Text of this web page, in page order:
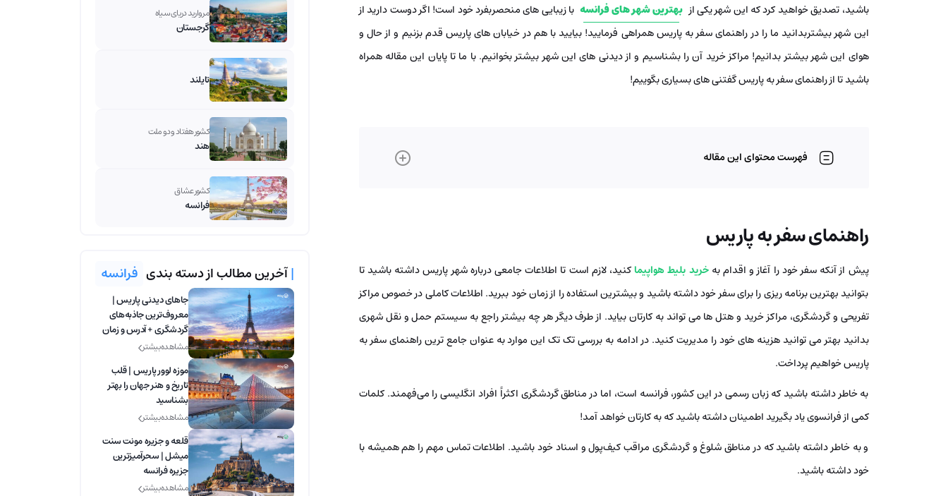
باشید، تصدیق خواهید کرد که این شهر یکی از بهترین شهر های فرانسه با زیبایی های منحصربفرد خود است! اگر دوست دارید از
این شهر بیشتربدانید ما را در راهنمای سفر به پاریس همراهی فرمایید! بیایید با هم در خیابان های پاریس قدم بزنیم و از حال و
هوای این شهر بیشتر بدانیم! مراکز خرید آن را بشناسیم و از دیدنی های این شهر بیشتر بخوانیم. با ما تا پایان این مقاله همراه
باشید تا از راهنمای سفر به پاریس گفتنی های بسیاری بگوییم!
فهرست محتوای این مقاله
راهنمای سفر به پاریس
پیش از آنکه سفر خود را آغاز و اقدام بهخرید بلیط هواپیماکنید، لازم است تا اطلاعات جامعی درباره شهر پاریس داشته باشید تا
بتوانید بهترین برنامه ریزی را برای سفر خود داشته باشید و بیشترین استفاده را از زمان خود ببرید. اطلاعات کاملی در خصوص مراکز
تفریحی و گردشگری، مراکز خرید و هتل ها می تواند به کارتان بیاید. از طرف دیگر هر چه بیشتر راجع به سیستم حمل و نقل شهری
بدانید بهتر می توانید هزینه های خود را مدیریت کنید. در ادامه به بررسی تک تک این موارد به عنوان جامع ترین راهنمای سفر به
پاریس خواهیم پرداخت.
به خاطر داشته باشید که زبان رسمی در این کشور، فرانسه است، اما در مناطق گردشگری اکثراً افراد انگلیسی را می‌فهمند. کلمات
کمی از فرانسوی یاد بگیرید اطمینان داشته باشید که به کارتان خواهد آمد!
و به خاطر داشته باشید که در مناطق شلوغ و گردشگری مراقب کیف‌پول و اسناد خود باشید. اطلاعات تماس مهم را هم همیشه با
خود داشته باشید.
مروارید دریای سیاه
گرجستان
تایلند
کشور هفتاد و دو ملت
هند
کشور عشاق
فرانسه
|آخرین مطالب از دسته بندی فرانسه
جاهای دیدنی پاریس |
معروف‌ترین جاذبه‌های
گردشگری + آدرس و زمان
بازدید
مشاهده بیشتر
موزه لوور پاریس | قلب
تاریخ و هنر جهان را بهتر
بشناسید
مشاهده بیشتر
قلعه و جزیره مونت سنت
میشل | سحرآمیزترین
جزیره فرانسه
مشاهده بیشتر